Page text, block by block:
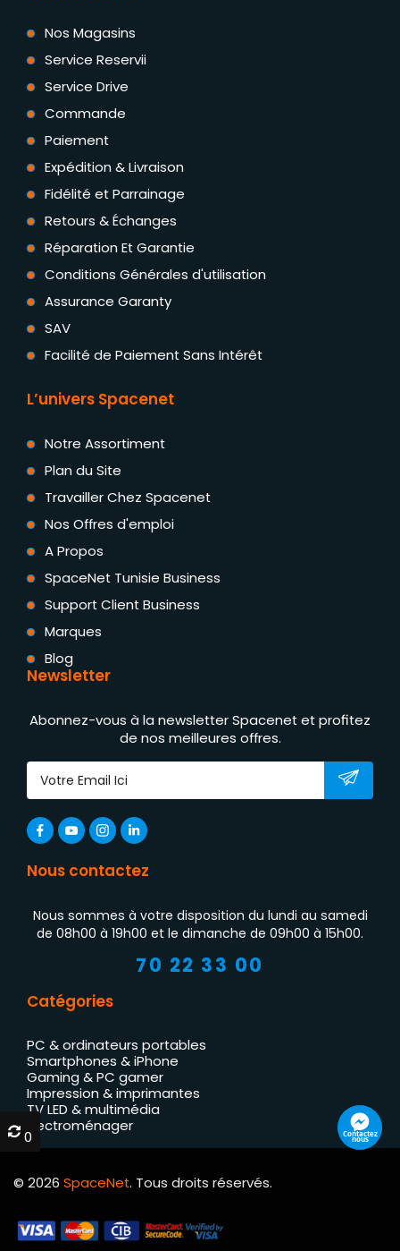
Nos Magasins
Service Reservii
Service Drive
Commande
Paiement
Expédition & Livraison
Fidélité et Parrainage
Retours & Échanges
Réparation Et Garantie
Conditions Générales d'utilisation
Assurance Garanty
SAV
Facilité de Paiement Sans Intérêt
L’univers Spacenet
Notre Assortiment
Plan du Site
Travailler Chez Spacenet
Nos Offres d'emploi
A Propos
SpaceNet Tunisie Business
Support Client Business
Marques
Blog
Newsletter
Abonnez-vous à la newsletter Spacenet et profitez
de nos meilleures offres.
Nous contactez
Nous sommes à votre disposition du lundi au samedi
de 08h00 à 19h00 et le dimanche de 09h00 à 15h00.
70 22 33 00
Catégories
PC & ordinateurs portables
Smartphones & iPhone
Gaming & PC gamer
Impression & imprimantes
TV LED & multimédia
Électroménager
© 2026 SpaceNet. Tous droits réservés.
Contactez
nous
0
0